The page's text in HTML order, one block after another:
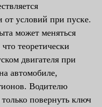
от условий при пуске.
может меняться
теоретически
двигателя при
автомобиле,
Водителю
повернуть ключ